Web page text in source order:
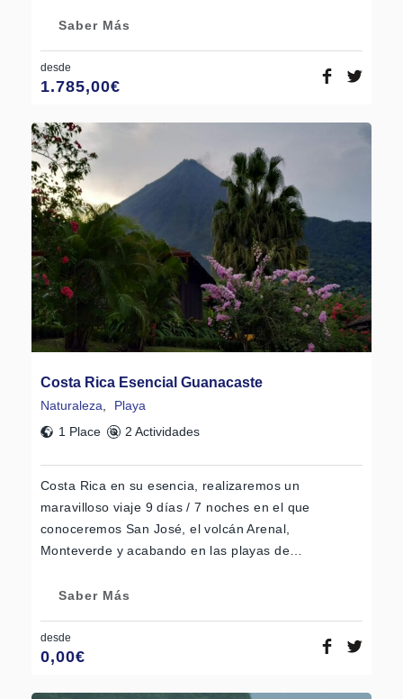
Saber Más
desde
1.785,00€
Costa Rica Esencial Guanacaste
Naturaleza
Playa
1 Place
2 Actividades
Costa Rica en su esencia, realizaremos un
maravilloso viaje 9 días / 7 noches en el que
conoceremos San José, el volcán Arenal,
Monteverde y acabando en las playas de…
Saber Más
desde
0,00€